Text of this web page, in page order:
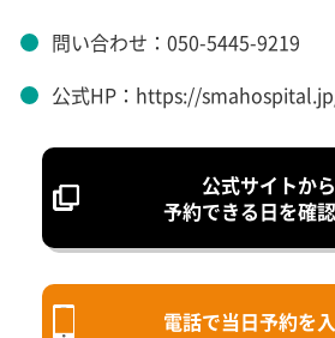
問い合わせ：050-5445-9219
公式HP：https://
公式サイトから
予約できる日を確
電話で当日予約を